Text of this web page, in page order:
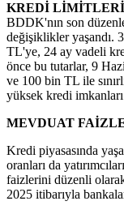
KREDİ
BDDK'nın son
değişiklikler yaşandı.
TL'ye, 24 ay vadeli
önce bu tutarlar, 9
ve 100 bin TL ile
yüksek kredi imkanları
MEVDUAT
Kredi piyasasında
oranları da
faizlerini düzenli
2025 itibarıyla